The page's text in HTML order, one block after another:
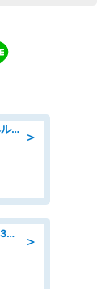
＞
ヘルプデスク/外資系保険業界でのITヘルプデスク業務/駅近/即日勤務可/ヘルプデスク
＞
一般事務・OA事務/残業基本なし年休130日社保完備の一般・調達事務